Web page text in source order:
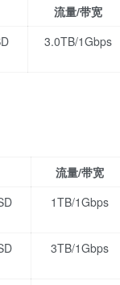
流量/带宽
3.0TB/1Gbps
流量/带宽
1TB/1Gbps
3TB/1Gbps